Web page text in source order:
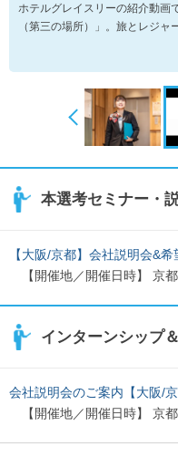
ホテルグレイスリーの紹介動画
（第三の場所）」。旅とレジ
本選考セミナー・
【大阪/京都】会社説明会&
【開催地／開催日時】
インターンシップ
会社説明会のご案内【大阪/京
【開催地／開催日時】 京